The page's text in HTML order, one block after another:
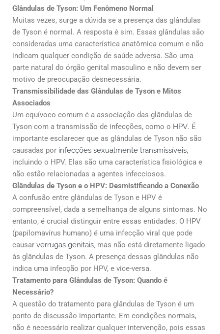
Glândulas de Tyson: Um Fenômeno Normal
Muitas vezes, surge a dúvida se a presença das glândulas
de Tyson é normal. A resposta é sim. Essas glândulas são
consideradas uma característica anatômica comum e não
indicam qualquer condição de saúde adversa. São uma
parte natural do órgão genital masculino e não devem ser
motivo de preocupação desnecessária.
Transmissibilidade das Glândulas de Tyson e Mitos
Associados
Um equívoco comum é a associação das glândulas de
Tyson com a transmissão de infecções, como o HPV. É
importante esclarecer que as glândulas de Tyson não são
causadas por infecções sexualmente transmissíveis,
incluindo o HPV. Elas são uma característica fisiológica e
não estão relacionadas a agentes infecciosos.
Glândulas de Tyson e o HPV: Desmistificando a Conexão
A confusão entre glândulas de Tyson e HPV é
compreensível, dada a semelhança de alguns sintomas. No
entanto, é crucial distinguir entre essas entidades. O HPV
(papilomavírus humano) é uma infecção viral que pode
causar verrugas genitais, mas não está diretamente ligado
às glândulas de Tyson. A presença dessas glândulas não
indica uma infecção por HPV, e vice-versa.
Tratamento para Glândulas de Tyson: Quando é
Necessário?
A questão do tratamento para glândulas de Tyson é um
ponto de discussão importante. Em condições normais,
não é necessário realizar qualquer intervenção, pois essas